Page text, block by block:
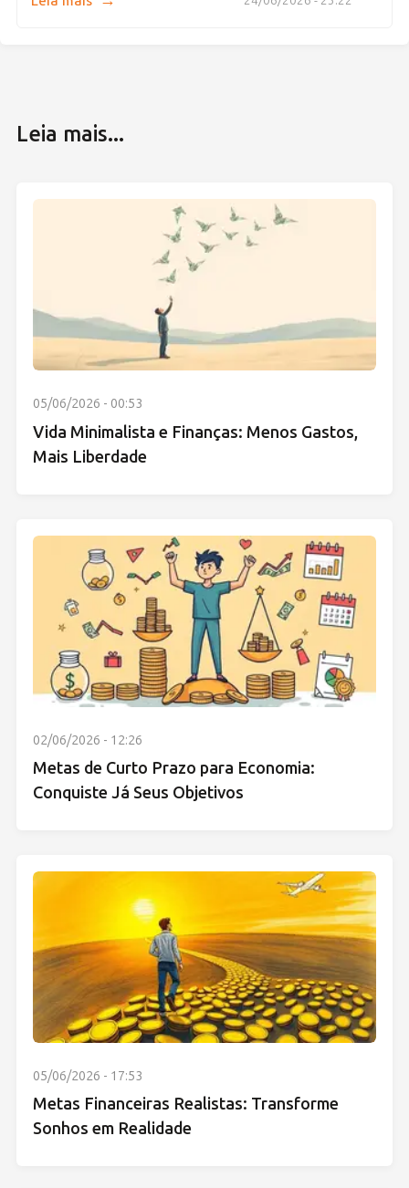
Leia mais...
05/06/2026 - 00:53
Vida Minimalista e Finanças: Menos Gastos,
Mais Liberdade
02/06/2026 - 12:26
Metas de Curto Prazo para Economia:
Conquiste Já Seus Objetivos
05/06/2026 - 17:53
Metas Financeiras Realistas: Transforme
Sonhos em Realidade